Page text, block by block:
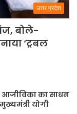
उत्तर प्रदेश
बोले-
‘ट्रबल
आजीविका का साधन
योगी